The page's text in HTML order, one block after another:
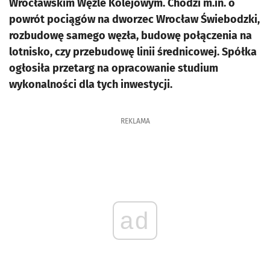
Wrocławskim Węźle Kolejowym. Chodzi m.in. o
powrót pociągów na dworzec Wrocław Świebodzki,
rozbudowę samego węzła, budowę połączenia na
lotnisko, czy przebudowę linii średnicowej. Spółka
ogłosiła przetarg na opracowanie studium
wykonalności dla tych inwestycji.
REKLAMA
ad